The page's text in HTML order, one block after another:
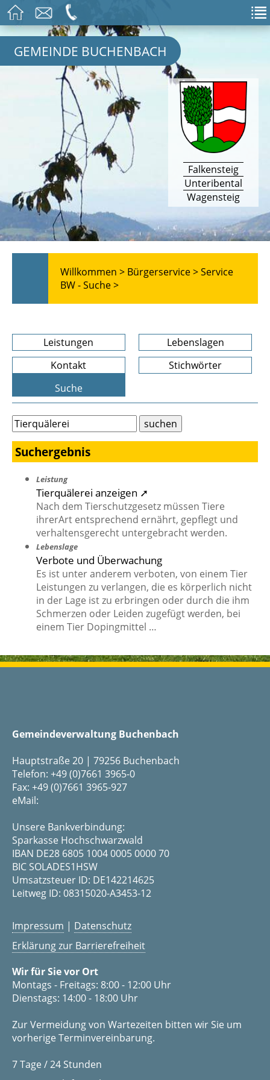
GEMEINDE BUCHENBACH
Falkensteig
Unteribental
Wagensteig
Willkommen > Bürgerservice >Service
BW - Suche >
Leistungen
Lebenslagen
Kontakt
Stichwörter
Suche
Suchergebnis
Leistung
Tierquälerei anzeigen ➚
Nach dem Tierschutzgesetz müssen Tiere
ihrerArt entsprechend ernährt, gepflegt und
verhaltensgerecht untergebracht werden.
Lebenslage
Verbote und Überwachung
Es ist unter anderem verboten, von einem Tier
Leistungen zu verlangen, die es körperlich nicht
in der Lage ist zu erbringen oder durch die ihm
Schmerzen oder Leiden zugefügt werden, bei
einem Tier Dopingmittel …
Gemeindeverwaltung Buchenbach
Hauptstraße 20 | 79256 Buchenbach
Telefon: +49 (0)7661 3965-0
Fax: +49 (0)7661 3965-927
eMail:
Unsere Bankverbindung:
Sparkasse Hochschwarzwald
IBAN DE28 6805 1004 0005 0000 70
BIC SOLADES1HSW
Umsatzsteuer ID: DE142214625
Leitweg ID: 08315020-A3453-12
Impressum | Datenschutz
Erklärung zur Barrierefreiheit
Wir für Sie vor Ort
Montags - Freitags: 8:00 - 12:00 Uhr
Dienstags: 14:00 - 18:00 Uhr
Zur Vermeidung von Wartezeiten bitten wir Sie um
vorherige Terminvereinbarung.
7 Tage / 24 Stunden